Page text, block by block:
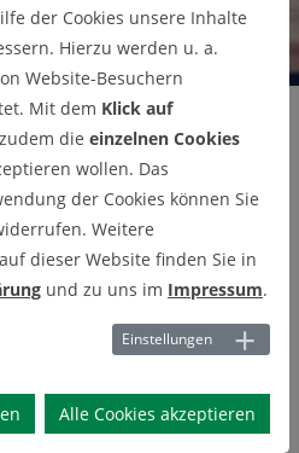
noch nicht verfügbar. Bei
die Leiter der Abteilungen und
Mitarbeiterdes Instituts für
der Cookies unsere Inhalte
Hierzu werden u. a.
Website-Besuchern
Mit dem Klick auf
die einzelnen Cookies
wollen. Das
der Cookies können Sie
Weitere
dieser Website finden Sie in
und zu uns im Impressum.
Einstellungen
Alle Cookies akzeptieren